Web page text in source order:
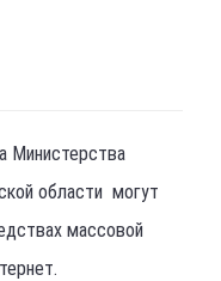
Министерства
области могут
массовой